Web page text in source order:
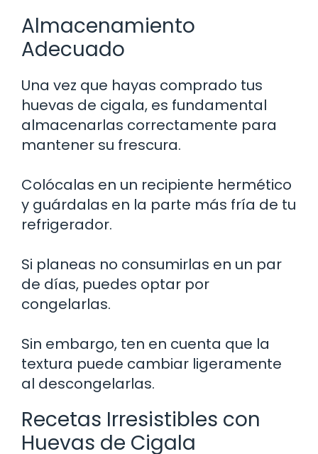
Almacenamiento
Adecuado
Una vez que hayas comprado tus
huevas de cigala, es fundamental
almacenarlas correctamente para
mantener su frescura.
Colócalas en un recipiente hermético
y guárdalas en la parte más fría de tu
refrigerador.
Si planeas no consumirlas en un par
de días, puedes optar por
congelarlas.
Sin embargo, ten en cuenta que la
textura puede cambiar ligeramente
al descongelarlas.
Recetas Irresistibles con
Huevas de Cigala